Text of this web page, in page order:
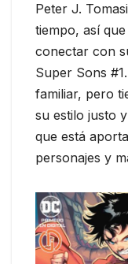
Peter J.
tiempo, así
conectar con
Super Sons
familiar, pero
su estilo justo
que está
personajes y